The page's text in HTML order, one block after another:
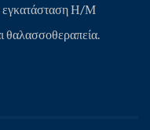
εγκατάσταση Η/Μ
θαλασσοθεραπεία.